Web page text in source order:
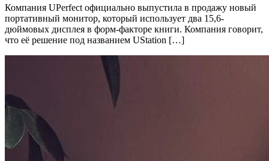
Компания UPerfect официально выпустила в продажу новый
портативный монитор, который использует два 15,6-
дюймовых дисплея в форм-факторе книги. Компания говорит,
что её решение под названием UStation […]